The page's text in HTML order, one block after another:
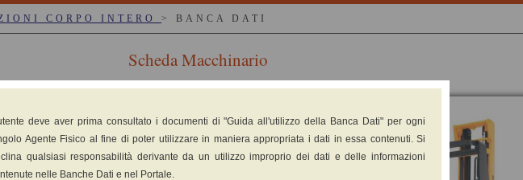
CORPO INTERO > BANCA DATI
Scheda Macchinario
114/116
retrattile
deve aver prima consultato i documenti di "Guida all'utilizzo della Banca Dati" per ogni
Agente Fisico al fine di poter utilizzare in maniera appropriata i dati in essa contenuti. Si
qualsiasi responsabilità derivante da un utilizzo improprio dei dati e delle informazioni
nelle Banche Dati e nel Portale.